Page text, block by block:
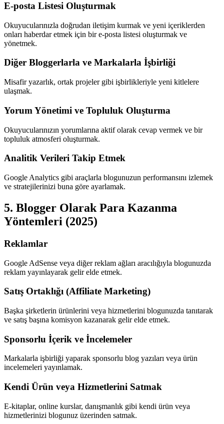
E-posta Listesi Oluşturmak
Okuyucularınızla doğrudan iletişim kurmak ve yeni içeriklerden
onları haberdar etmek için bir e-posta listesi oluşturmak ve
yönetmek.
Diğer Bloggerlarla ve Markalarla İşbirliği
Misafir yazarlık, ortak projeler gibi işbirlikleriyle yeni kitlelere
ulaşmak.
Yorum Yönetimi ve Topluluk Oluşturma
Okuyucularınızın yorumlarına aktif olarak cevap vermek ve bir
topluluk atmosferi oluşturmak.
Analitik Verileri Takip Etmek
Google Analytics gibi araçlarla blogunuzun performansını izlemek
ve stratejilerinizi buna göre ayarlamak.
5. Blogger Olarak Para Kazanma
Yöntemleri (2025)
Reklamlar
Google AdSense veya diğer reklam ağları aracılığıyla blogunuzda
reklam yayınlayarak gelir elde etmek.
Satış Ortaklığı (Affiliate Marketing)
Başka şirketlerin ürünlerini veya hizmetlerini blogunuzda tanıtarak
ve satış başına komisyon kazanarak gelir elde etmek.
Sponsorlu İçerik ve İncelemeler
Markalarla işbirliği yaparak sponsorlu blog yazıları veya ürün
incelemeleri yayınlamak.
Kendi Ürün veya Hizmetlerini Satmak
E-kitaplar, online kurslar, danışmanlık gibi kendi ürün veya
hizmetlerinizi blogunuz üzerinden satmak.